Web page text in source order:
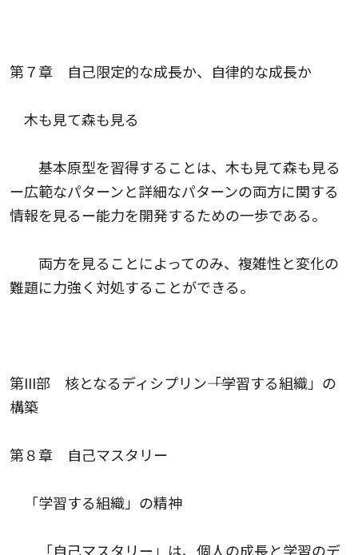
第７章 自己限定的な成長か、自律的な成長か
木も見て森も見る
基本原型を習得することは、木も見て森も見る
ー広範なパターンと詳細なパターンの両方に関する
情報を見るー能力を開発するための一歩である。
両方を見ることによってのみ、複雑性と変化の
難題に力強く対処することができる。
第III部 核となるディシプリン――「学習する組織」の
構築
第８章 自己マスタリー
「学習する組織」の精神
「自己マスタリー」は、個人の成長と学習のデ